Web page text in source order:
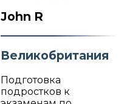
John R
Великобритания
Подготовка
подростков к